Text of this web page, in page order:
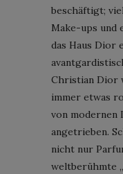
beschäftigt;
Make-ups und
das Haus Dior
Christian Dior
immer etwas
von modernen
angetrieben.
nicht nur
weltberühmte